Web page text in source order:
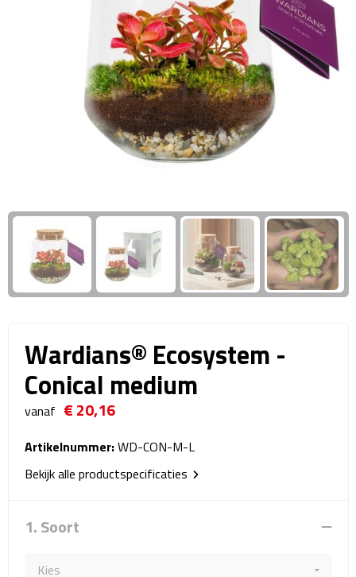
Documententassen
Kledingtassen
Laptophoezen & -tassen
Reistassen & Trolleys
Reistassen
Trolleys
Reistassensets
Weekendtassen
Duffeltassen
Autotassen
Toilettassen
Rugzakken
Wellness Giftsets
Wardians® Ecosystem -
Conical medium
vanaf € 20,16
Artikelnummer:WD-CON-M-L
Bekijk alle productspecificaties
1. Soort